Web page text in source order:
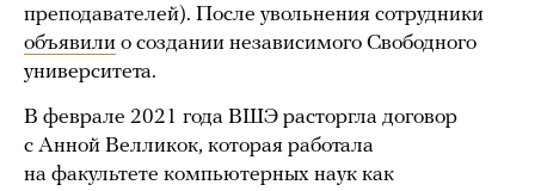
преподавателей). После увольнения сотрудники
объявили о создании независимого Свободного
университета.
В феврале 2021 года ВШЭ расторгла договор
с Анной Велликок, которая работала
на факультете компьютерных наук как